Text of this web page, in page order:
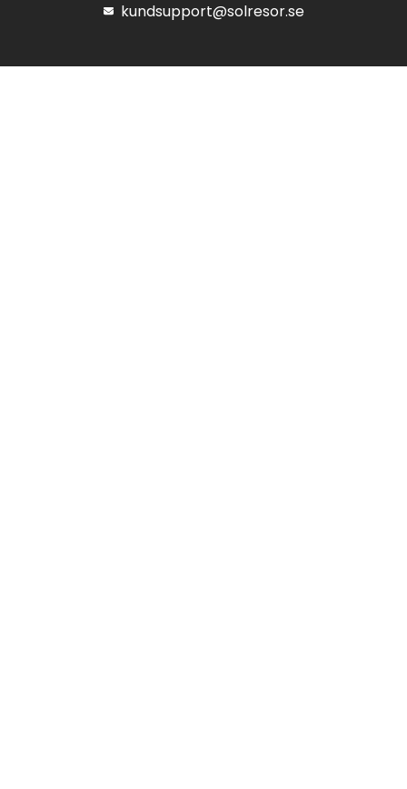
kundsupport@solresor.se